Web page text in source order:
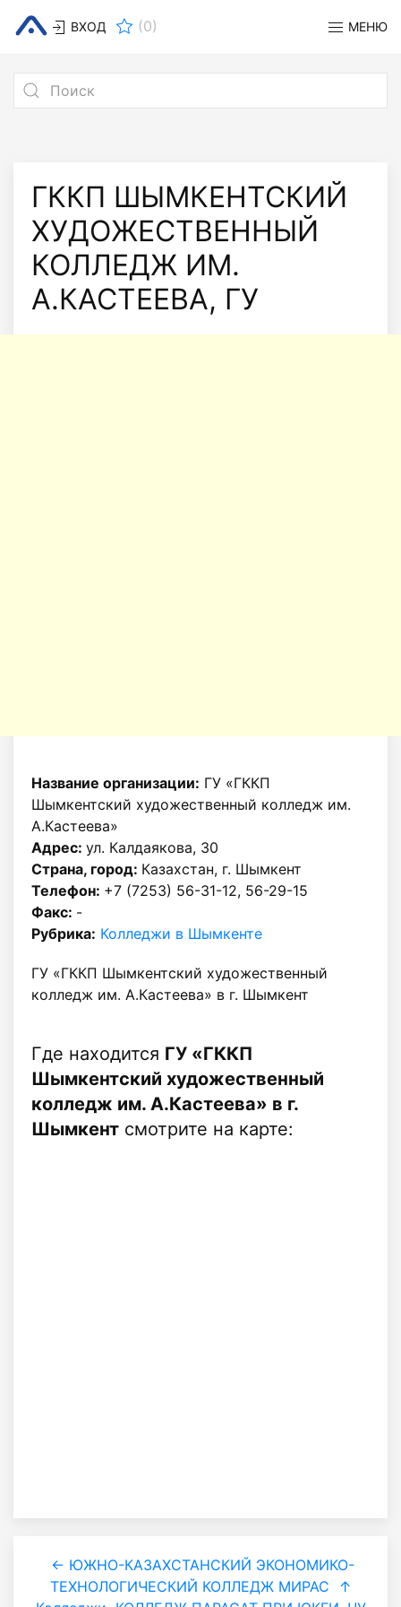
ВХОД (0) МЕНЮ
ГККП ШЫМКЕНТСКИЙ
ХУДОЖЕСТВЕННЫЙ
КОЛЛЕДЖ ИМ.
А.КАСТЕЕВА, ГУ
Название организации: ГУ «ГККП
Шымкентский художественный колледж им.
А.Кастеева»
Адрес: ул. Калдаякова, 30
Страна, город: Казахстан, г. Шымкент
Телефон: +7 (7253) 56-31-12, 56-29-15
Факс: -
Рубрика: Колледжи в Шымкенте
ГУ «ГККП Шымкентский художественный
колледж им. А.Кастеева» в г. Шымкент
Где находится ГУ «ГККП
Шымкентский художественный
колледж им. А.Кастеева» в г.
Шымкент смотрите на карте:
← ЮЖНО-КАЗАХСТАНСКИЙ ЭКОНОМИКО-
ТЕХНОЛОГИЧЕСКИЙ КОЛЛЕДЖ МИРАС
↑